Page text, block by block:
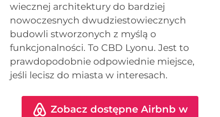
wiecznej architektury do bardziej
nowoczesnych dwudziestowiecznych
budowli stworzonych z myślą o
funkcjonalności. To CBD Lyonu. Jest to
prawdopodobnie odpowiednie miejsce,
jeśli lecisz do miasta w interesach.
Zobacz dostępne Airbnb w